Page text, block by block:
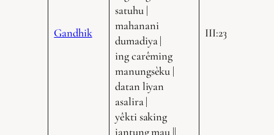
Gandhik
satuhu |
mahanani
dumadiya |
ing carêming
manungsèku |
datan liyan
asalira |
yêkti saking
jantung mau ||
III:235.13